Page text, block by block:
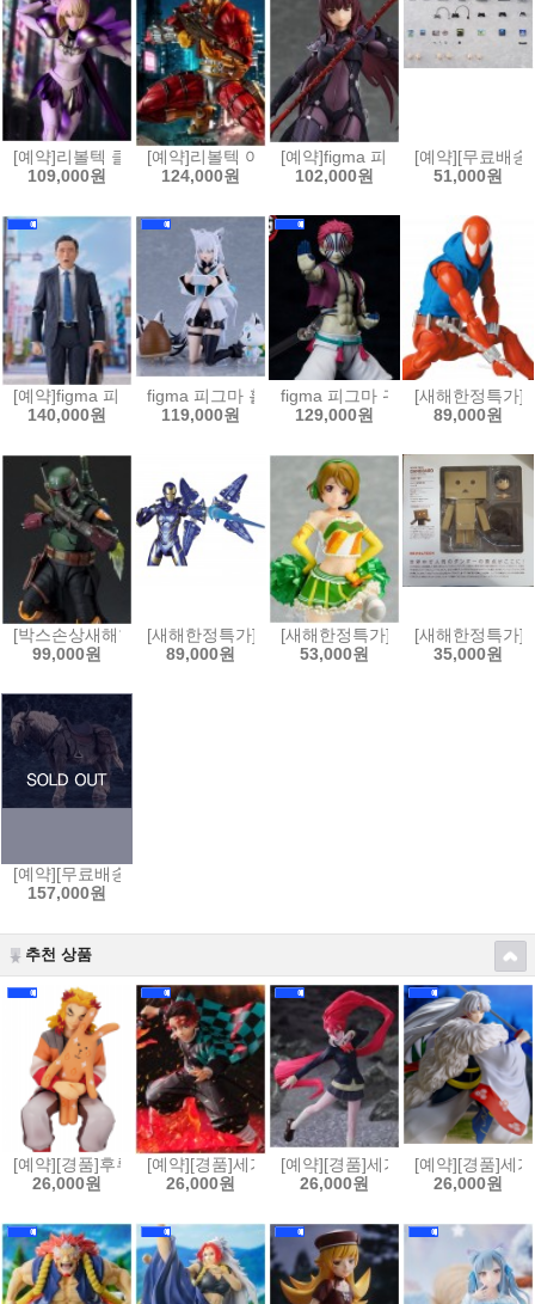
[예약]리볼텍 클레이모어 - 클레어 [4537807221216]
109,000원
[예약]리볼텍 어메이징 야마구치 DC 코믹스 데스샷
124,000원
[예약]figma 피그마 Fate/Grand
102,000원
[예약][무료배
51,000원
[예약]figma 피그마 고독한 미식가 - 이노가시라 고로 마츠시게 유타
140,000원
figma 피그마 홀로라이브 - 시라카미 후부키
119,000원
figma 피그마 귀멸의 칼날 - 아카
129,000원
[새해한정특가
89,000원
[박스손상새해한정특가]S.H.Figuarts 스타워즈:북 오브 보바펫 - 보바
99,000원
[새해한정특가]MAFEX 마펙스 No.184 어벤져스:
89,000원
[새해한정특가]figFIX 피그픽스
53,000원
[새해한정특가]
35,000원
[예약][무료배송]figma 피그마 엘든링 - 영마 토렌트[4545784069653]
157,000원
추천 상품
[예약][경품]후류 누들스토퍼 귀멸의칼날 렌고쿠 쿄쥬로 크래프트홀릭
26,000원
[예약][경품]세가 FIGURIZMα 귀멸의칼날 카마도 탄
26,000원
[예약][경품]세가 Luminasta 단다
26,000원
[예약][경품]세
26,000원